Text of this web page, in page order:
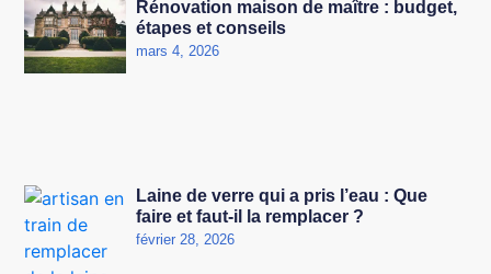
Rénovation maison de maître : budget,
étapes et conseils
mars 4, 2026
Laine de verre qui a pris l’eau : Que
faire et faut-il la remplacer ?
février 28, 2026